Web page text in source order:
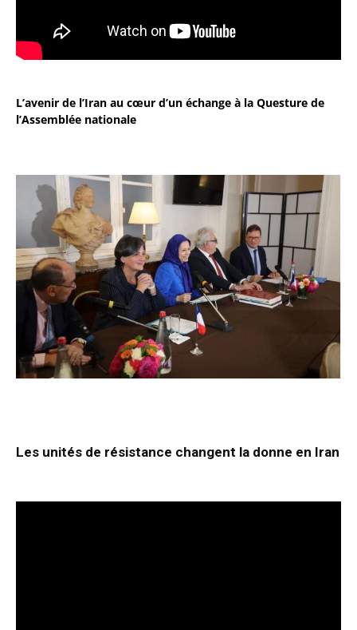
L’avenir de l’Iran au cœur d’un échange à la Questure de
l’Assemblée nationale
Les unités de résistance changent la donne en Iran